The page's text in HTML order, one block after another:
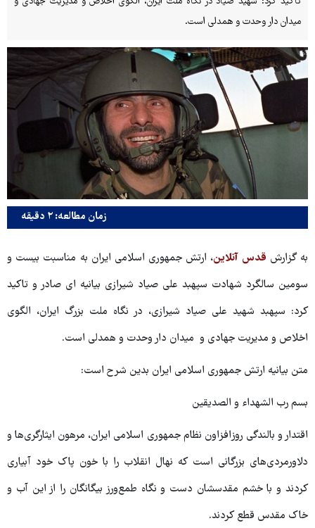
میدان دار وحدت و همدلی است.
زمان مطالعه: ۲ دقیقه
به گزارش قدس آنلاین، ارتش جمهوری اسلامی ایران به مناسبت بیست و
سومین سالگرد شهادت سپهبد علی صیاد شیرازی بیانیه ای صادر و تاکید
کرد: سپهبد شهید علی صیاد شیرازی، در نگاه ملت بزرگ ایران، الگوی
اخلاص و مدیریت جهادی و میدان دار وحدت و همدلی است.
متن بیانیه ارتش جمهوری اسلامی ایران بدین شرح است:
بسم رب الشهداء و الصدیقین
اقتدار و بالندگی روزافزاون نظام جمهوری اسلامی ایران، مرهون ایثارگری‌ها و
دلاورمردی‌های بزرگانی است که نهال انقلاب را با خون پاک خود آبیاری
کردند و با خشم مقدسشان دست و نگاه ‌طمع‌ورز بیگانگان را از این آب و
خاک مقدس قطع کردند.